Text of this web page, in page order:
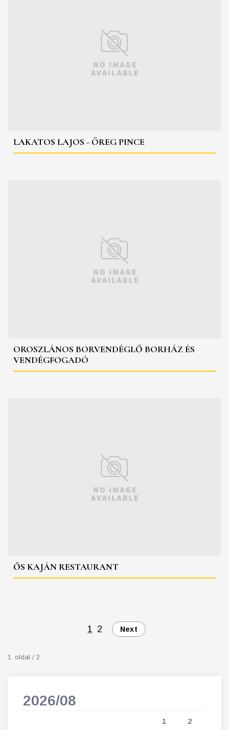
LAKATOS LAJOS - ÖREG PINCE
OROSZLÁNOS BORVENDÉGLŐ BORHÁZ ÉS
VENDÉGFOGADÓ
ŐS KAJÁN RESTAURANT
1 2 Next
1. oldal / 2
2026/08
1 2